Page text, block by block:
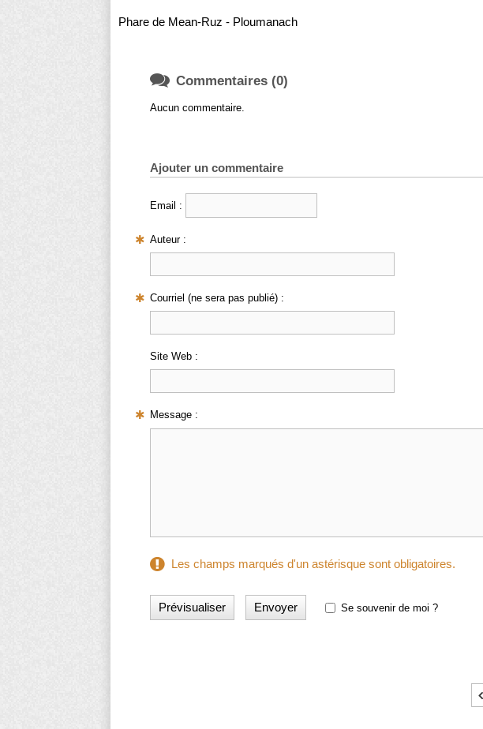
Phare de Mean-Ruz - Ploumanach
 Commentaires (0)
Aucun commentaire.
Ajouter un commentaire
Email :
Auteur :
Courriel (ne sera pas publié) :
Site Web :
Message :
Les champs marqués d'un astérisque sont obligatoires.
Se souvenir de moi ?